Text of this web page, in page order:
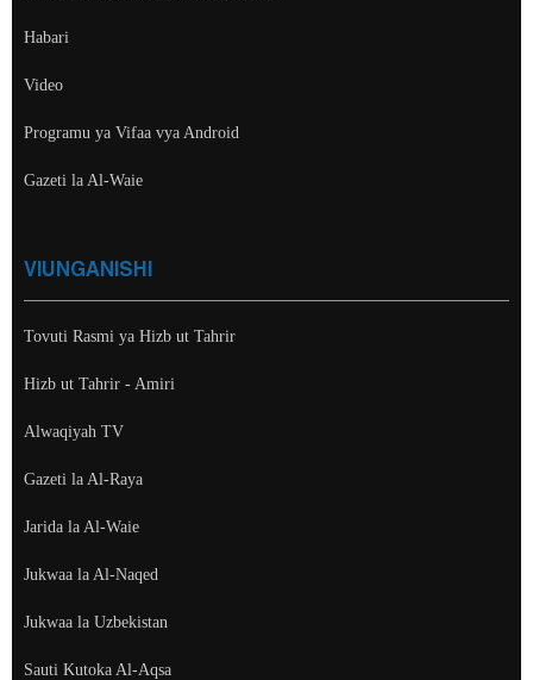
Habari
Video
Programu ya Vifaa vya Android
Gazeti la Al-Waie
VIUNGANISHI
Tovuti Rasmi ya Hizb ut Tahrir
Hizb ut Tahrir - Amiri
Alwaqiyah TV
Gazeti la Al-Raya
Jarida la Al-Waie
Jukwaa la Al-Naqed
Jukwaa la Uzbekistan
Sauti Kutoka Al-Aqsa